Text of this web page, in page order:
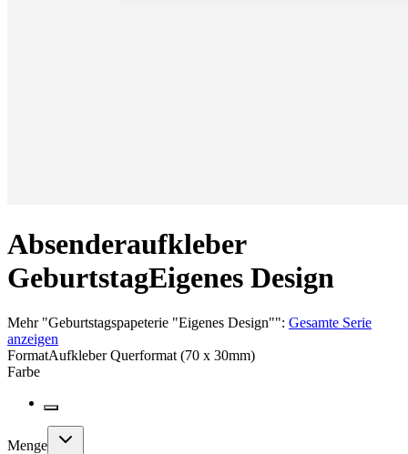
Absenderaufkleber
GeburtstagEigenes Design
Mehr"Geburtstagspapeterie "Eigenes Design"": Gesamte Serie
anzeigen
FormatAufkleber Querformat (70 x 30mm)
Farbe
Menge